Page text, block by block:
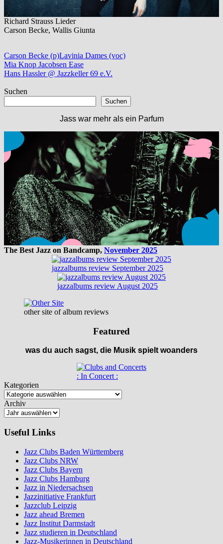
Richard Strauss Lieder
Carson Becke, Wallis Giunta
Carson Becke (p)Lavinia Dames (voc)
Beitragsnavigation
Vorheriger
Beitrag:
Mia Knop Jacobsen Ease
Nächster
Hans Hassler @ Jazzkeller 69 e.V.
Suchen
Suchen
Jass war mehr als ein Parfum
The Best Jazz on Bandcamp, November 2025
jazzalbums review September 2025
jazzalbums review August 2025
other site of album reviews
Featured
was du auch sagst, die Musik spielt woanders
: In Concert :
Kategorien
Archiv
Useful Links
Jazz Clubs Baden Württemberg
Jazz Clubs NRW
Jazz Clubs Bayern
Jazz Clubs Hamburg
Jazz in Niedersachsen
Jazzinitiative Frankfurt
Jazzclub Leipzig
Jazz ahead Bremen
Jazz Institut Darmstadt
Jazz studieren in Deutschland
Jazz-Musikerinnen in Deutschland